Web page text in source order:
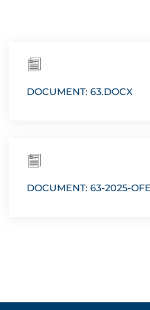
DOCUMENT: 63.DOCX
DOCUMENT: 63-2025-